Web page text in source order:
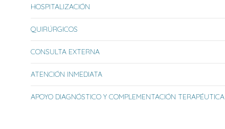
HOSPITALIZACIÓN
QUIRÚRGICOS
CONSULTA EXTERNA
ATENCIÓN INMEDIATA
APOYO DIAGNÓSTICO Y COMPLEMENTACIÓN TERAPÉUTICA